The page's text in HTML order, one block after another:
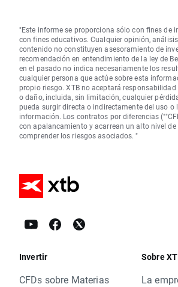
"Este informe se proporciona sólo con fines de
con fines educativos. Cualquier opinión,
contenido no constituyen asesoramiento de
recomendación en entendimiento de la ley de
en el pasado no indica necesariamente los
cualquier persona que actúe sobre esta
propio riesgo. XTB no aceptará
o daño, incluida, sin limitación, cualquier
pueda surgir directa o indirectamente del uso o
información. Los contratos por diferencias
con apalancamiento y acarrean un alto nivel de
comprender los riesgos asociados. "
Invertir
CFDs sobre Materias
Sobre
La